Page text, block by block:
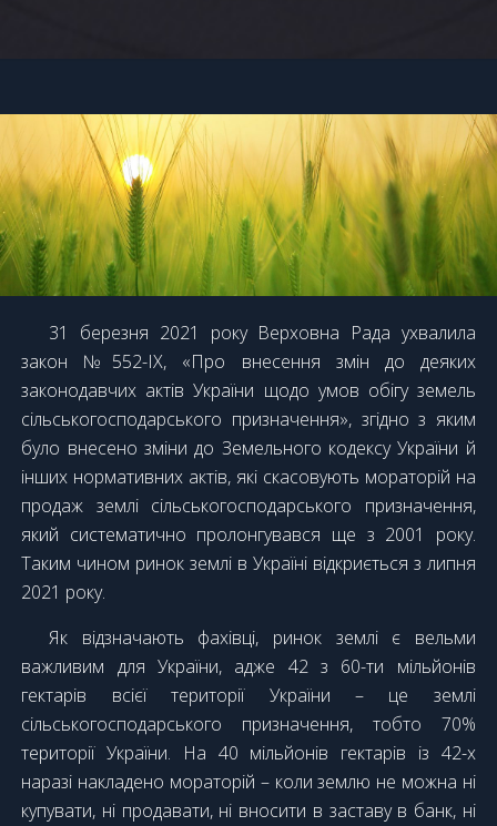
31 березня 2021 року Верховна Рада ухвалила
закон №552-IX, «Про внесення змін до деяких
законодавчих актів України щодо умов обігу земель
сільськогосподарського призначення», згідно з яким
було внесено зміни до Земельного кодексу України й
інших нормативних актів, які скасовують мораторій на
продаж землі сільськогосподарського призначення,
який систематично пролонгувався ще з 2001 року.
Таким чином ринок землі в Україні відкриється з липня
2021 року.
Як відзначають фахівці, ринок землі є вельми
важливим для України, адже 42 з 60-ти мільйонів
гектарів всієї території України – це землі
сільськогосподарського призначення, тобто 70%
території України. На 40 мільйонів гектарів із 42-х
наразі накладено мораторій – коли землю не можна ні
купувати, ні продавати, ні вносити в заставу в банк, ні